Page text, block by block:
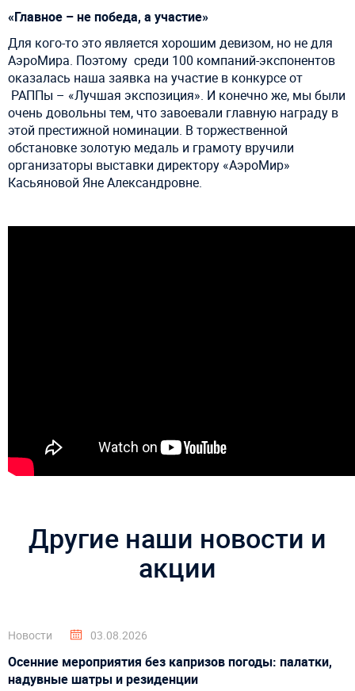
«Главное –непобеда, а участие»
Для кого-то это является хорошим девизом, но не для
АэроМира. Поэтому среди 100 компаний-экспонентов
оказалась наша заявка на участие в конкурсе от
РАППы – «Лучшая экспозиция». И конечно же, мы были
очень довольны тем, что завоевали главную награду в
этой престижной номинации. В торжественной
обстановке золотую медаль и грамоту вручили
организаторы выставки директору «АэроМир»
Касьяновой Яне Александровне.
Другие наши новости и
акции
Новости 03.08.2026
Осенние мероприятия без капризов погоды: палатки,
надувные шатры и резиденции